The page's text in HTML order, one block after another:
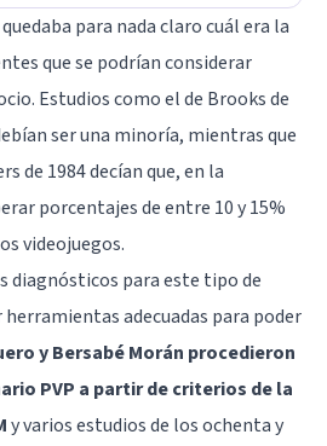
para nada claro cuál era la
que se podrían considerar
Estudios como el de Brooks de
ser una minoría, mientras que
de 1984 decían que, en la
porcentajes de entre 10 y 15%
videojuegos.
diagnósticos para este tipo de
adecuadas para poder
y Bersabé Morán procedieron
PVP a partir de criterios de la
y varios estudios de los ochenta y